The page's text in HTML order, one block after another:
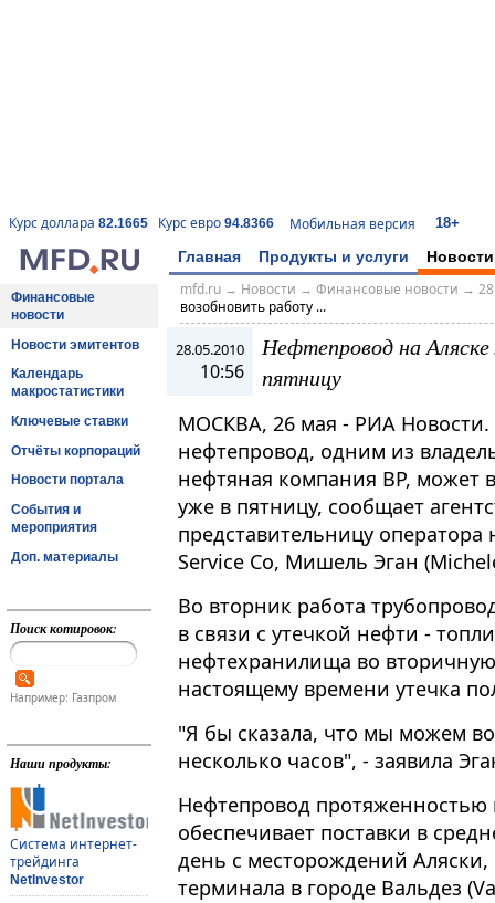
Курс доллара 82.1665 Курс евро 94.8366 Мобильная версия 18+
Главная Продукты и услуги Новости
Финансовые
новости
Новости эмитентов
Календарь
макростатистики
Ключевые ставки
Отчёты корпораций
Новости портала
События и
мероприятия
Доп. материалы
Поиск котировок:
Например: Газпром
Наши продукты:
Система интернет-
трейдинга
NetInvestor
mfd.ru→ Новости → Финансовые новости →
возобновить работу ...
28.05.2010
10:56
Нефтепровод на
пятницу
МОСКВА, 26 мая - РИА
нефтепровод, одним из
нефтяная компания BP, может
уже в пятницу, сообщает
представительницу
Service Co, Мишель Эган
Во вторник работа
в связи с утечкой нефти -
нефтехранилища во
настоящему времени утечка
"Я бы сказала, что мы можем
несколько часов", - заявила
Нефтепровод протяженностью
обеспечивает поставки в
день с месторождений Аляски,
терминала в городе Вальдез